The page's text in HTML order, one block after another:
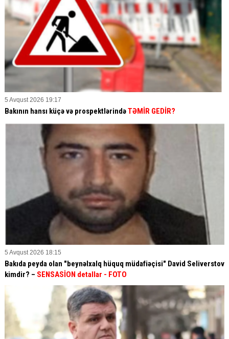
5 Avqust 2026 19:17
Bakının hansı küçə və prospektlərindəTƏMİR GEDİR?
5 Avqust 2026 18:15
Bakıda peyda olan "beynəlxalq hüquq müdafiəçisi" David Seliverstov
kimdir? – SENSASİON detallar - FOTO